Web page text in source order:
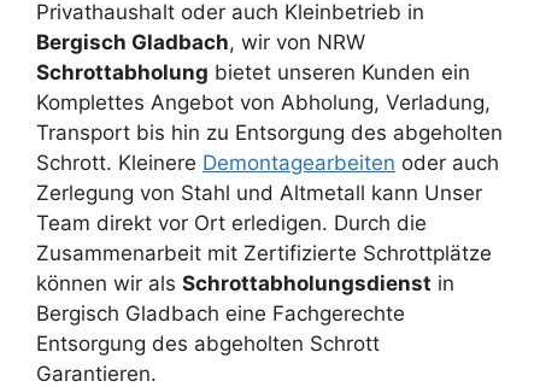
Privathaushalt oder auch Kleinbetrieb in
Bergisch Gladbach, wir von NRW
Schrottabholung bietet unseren Kunden ein
Komplettes Angebot von Abholung, Verladung,
Transport bis hin zu Entsorgung des abgeholten
Schrott. Kleinere Demontagearbeiten oder auch
Zerlegung von Stahl und Altmetall kann Unser
Team direkt vor Ort erledigen. Durch die
Zusammenarbeit mit Zertifizierte Schrottplätze
können wir als Schrottabholungsdienst in
Bergisch Gladbach eine Fachgerechte
Entsorgung des abgeholten Schrott
Garantieren.